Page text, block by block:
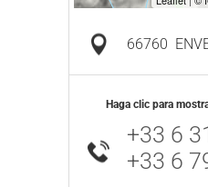
66760
Haga clic para
+33 6
+33 6